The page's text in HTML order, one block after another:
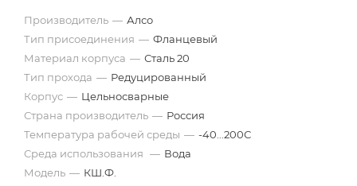
Производитель — Алсо
Тип присоединения — Фланцевый
Материал корпуса — Сталь 20
Тип прохода — Редуцированный
Корпус — Цельносварные
Страна производитель — Россия
Температура рабочей среды — -40...200С
Среда использования — Вода
Модель — КШ.Ф.